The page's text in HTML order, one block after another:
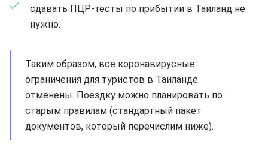
сдавать ПЦР-тесты по прибытии в Таиланд не
нужно.
Таким образом, все коронавирусные
ограничения для туристов в Таиланде
отменены. Поездку можно планировать по
старым правилам (стандартный пакет
документов, который перечислим ниже).